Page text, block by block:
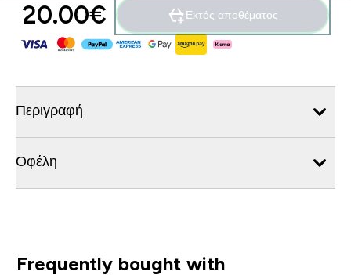
20.00€‎ Εκτός αποθέματος
Περιγραφή
Οφέλη
Frequently bought with